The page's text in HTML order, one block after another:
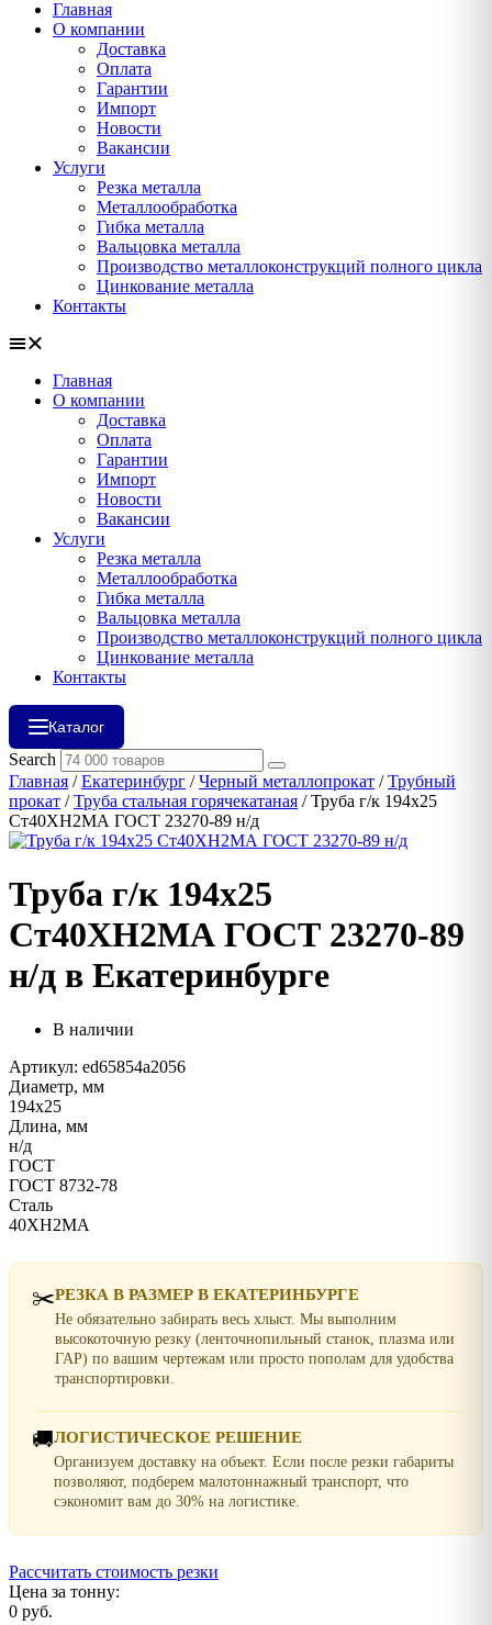
Главная
О компании
Доставка
Оплата
Гарантии
Импорт
Новости
Вакансии
Услуги
Резка металла
Металлообработка
Гибка металла
Вальцовка металла
Производство металлоконструкций полного цикла
Цинкование металла
Контакты
Главная
О компании
Доставка
Оплата
Гарантии
Импорт
Новости
Вакансии
Услуги
Резка металла
Металлообработка
Гибка металла
Вальцовка металла
Производство металлоконструкций полного цикла
Цинкование металла
Контакты
Каталог
Search
Главная /Екатеринбург /Черный металлопрокат /Трубный
прокат /Труба стальная горячекатаная / Труба г/к 194х25
Ст40ХН2МА ГОСТ 23270-89 н/д
Труба г/к 194х25
Ст40ХН2МА ГОСТ 23270-89
н/д в Екатеринбурге
В наличии
Артикул: ed65854a2056
Диаметр, мм
194х25
Длина, мм
н/д
ГОСТ
ГОСТ 8732-78
Сталь
40ХН2МА
✂️РЕЗКА В РАЗМЕР В ЕКАТЕРИНБУРГЕ
Не обязательно забирать весь хлыст. Мы выполним
высокоточную резку (ленточнопильный станок, плазма или
ГАР) по вашим чертежам или просто пополам для удобства
транспортировки.
🚚ЛОГИСТИЧЕСКОЕ РЕШЕНИЕ
Организуем доставку на объект. Если после резки габариты
позволяют, подберем малотоннажный транспорт, что
сэкономит вам до 30% на логистике.
Рассчитать стоимость резки
Цена за тонну:
0 руб.